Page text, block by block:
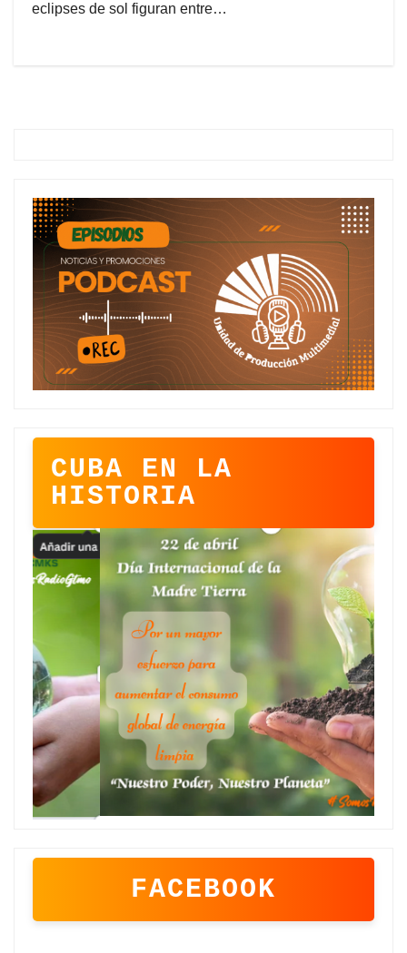
eclipses de sol figuran entre…
CUBA EN LA
HISTORIA
FACEBOOK